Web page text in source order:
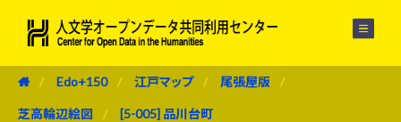
Edo+150 江戸マップ 尾張屋版
芝高輪辺絵図 [5-005] 品川台町